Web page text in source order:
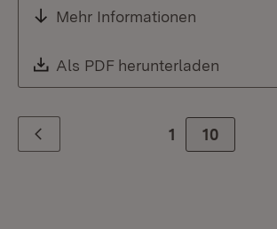
Mehr Informationen
Download:
Als PDF herunterladen
Zurück 1 Zur Seite
10